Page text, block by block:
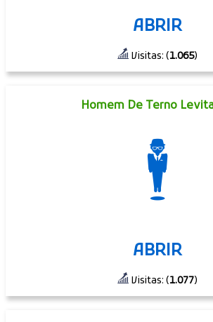
ABRIR
Visitas: (1.065)
Homem De Terno
🕴
ABRIR
Visitas: (1.077)